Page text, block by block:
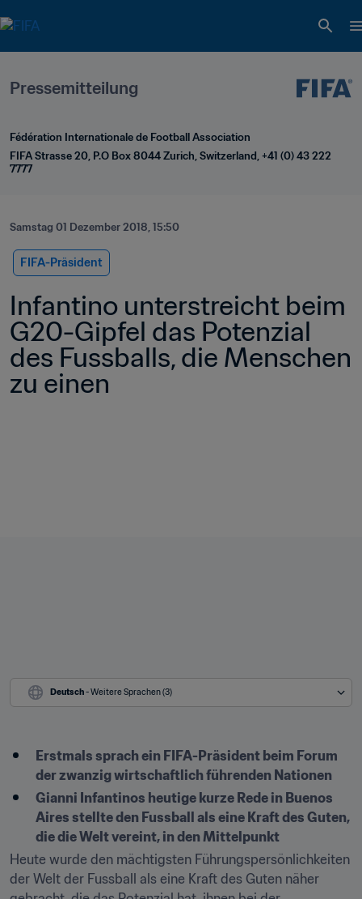
Pressemitteilung
Fédération Internationale de Football Association
FIFA Strasse 20, P.O Box 8044 Zurich, Switzerland, +41 (0) 43 222
7777
Samstag 01 Dezember 2018, 15:50
FIFA-Präsident
Infantino unterstreicht beim
G20-Gipfel das Potenzial
des Fussballs, die Menschen
zu einen
Deutsch - Weitere Sprachen (3)
Erstmals sprach ein FIFA-Präsident beim Forum
der zwanzig wirtschaftlich führenden Nationen
Gianni Infantinos heutige kurze Rede in Buenos
Aires stellte den Fussball als eine Kraft des Guten,
die die Welt vereint, in den Mittelpunkt
Heute wurde den mächtigsten Führungspersönlichkeiten
der Welt der Fussball als eine Kraft des Guten näher